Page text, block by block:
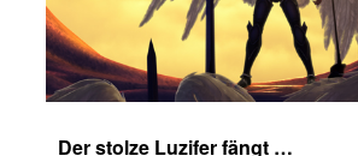
Der stolze Luzifer fängt eine Rebellion im Himmel an.